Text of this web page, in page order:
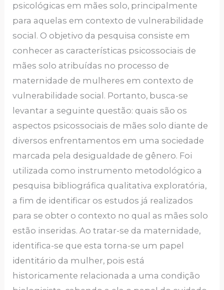
psicológicas em mães solo, principalmente
para aquelas em contexto de vulnerabilidade
social. O objetivo da pesquisa consiste em
conhecer as características psicossociais de
mães solo atribuídas no processo de
maternidade de mulheres em contexto de
vulnerabilidade social. Portanto, busca-se
levantar a seguinte questão: quais são os
aspectos psicossociais de mães solo diante de
diversos enfrentamentos em uma sociedade
marcada pela desigualdade de gênero. Foi
utilizada como instrumento metodológico a
pesquisa bibliográfica qualitativa exploratória,
a fim de identificar os estudos já realizados
para se obter o contexto no qual as mães solo
estão inseridas. Ao tratar-se da maternidade,
identifica-se que esta torna-se um papel
identitário da mulher, pois está
historicamente relacionada a uma condição